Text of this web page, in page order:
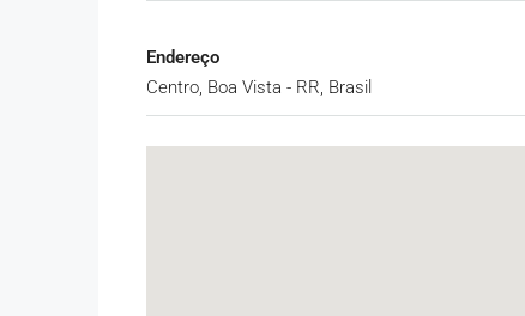
Endereço
Centro, Boa Vista - RR, Brasil